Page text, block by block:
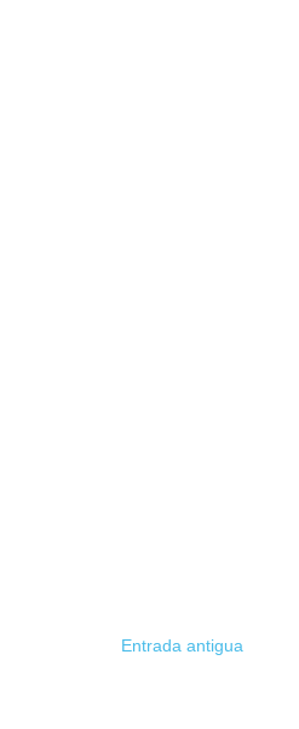
Entrada antigua